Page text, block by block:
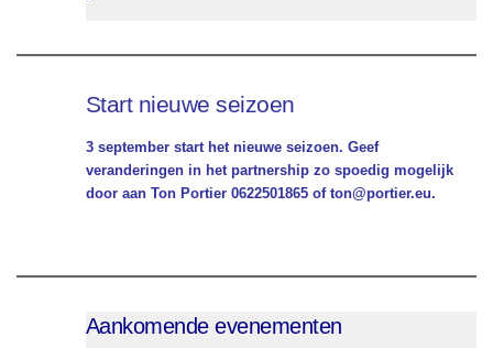
Start nieuwe seizoen
3 september start het nieuwe seizoen. Geef
veranderingen in het partnership zo spoedig mogelijk
door aan Ton Portier 0622501865 of ton@portier.eu.
Aankomende evenementen